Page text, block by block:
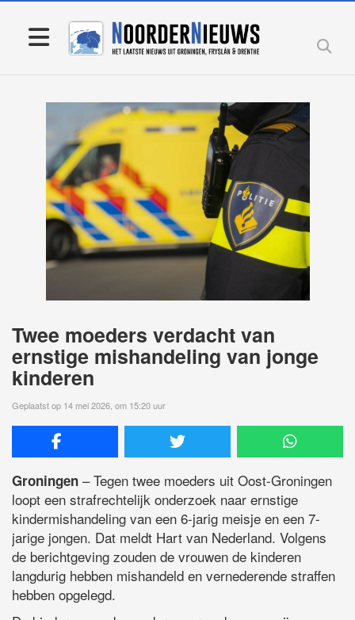
Twee moeders verdacht van
ernstige mishandeling van jonge
kinderen
Geplaatst op 14 mei 2026, om 15:20 uur
Groningen – Tegen twee moeders uit Oost-Groningen
loopt een strafrechtelijk onderzoek naar ernstige
kindermishandeling van een 6-jarig meisje en een 7-
jarige jongen. Dat meldt Hart van Nederland. Volgens
de berichtgeving zouden de vrouwen de kinderen
langdurig hebben mishandeld en vernederende straffen
hebben opgelegd.